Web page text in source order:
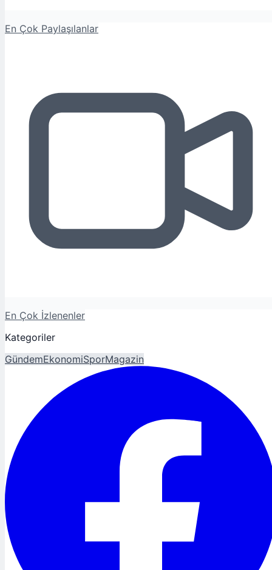
En Çok Paylaşılanlar
En Çok İzlenenler
Kategoriler
GündemEkonomiSporMagazin